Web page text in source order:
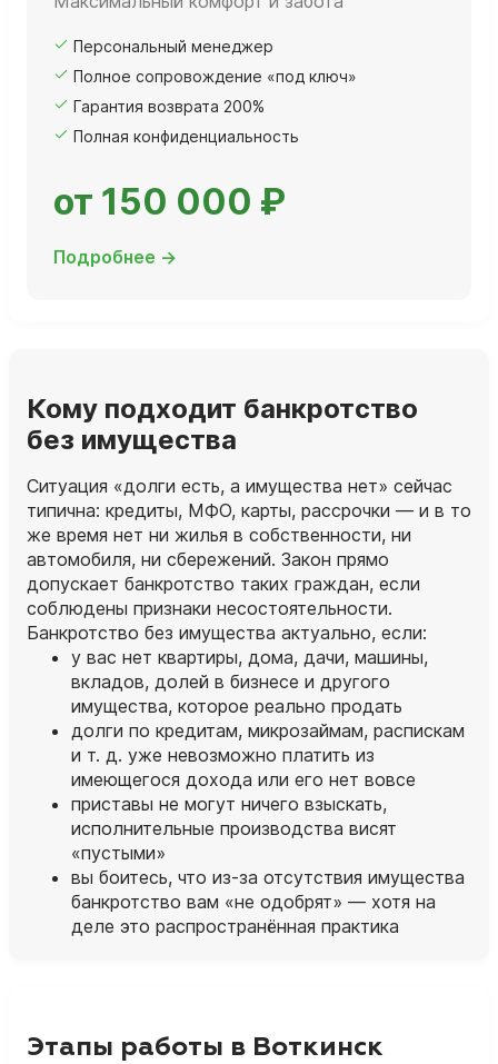
Персональный менеджер
Полное сопровождение «под ключ»
Гарантия возврата 200%
Полная конфиденциальность
от 150 000 ₽
Подробнее →
Кому подходит банкротство
без имущества
Ситуация «долги есть, а имущества нет» сейчас
типична: кредиты, МФО, карты, рассрочки — и в то
же время нет ни жилья в собственности, ни
автомобиля, ни сбережений. Закон прямо
допускает банкротство таких граждан, если
соблюдены признаки несостоятельности.
Банкротство без имущества актуально, если:
у вас нет квартиры, дома, дачи, машины,
вкладов, долей в бизнесе и другого
имущества, которое реально продать
долги по кредитам, микрозаймам, распискам
и т. д. уже невозможно платить из
имеющегося дохода или его нет вовсе
приставы не могут ничего взыскать,
исполнительные производства висят
«пустыми»
вы боитесь, что из‑за отсутствия имущества
банкротство вам «не одобрят» — хотя на
деле это распространённая практика
Этапы работы в Воткинск